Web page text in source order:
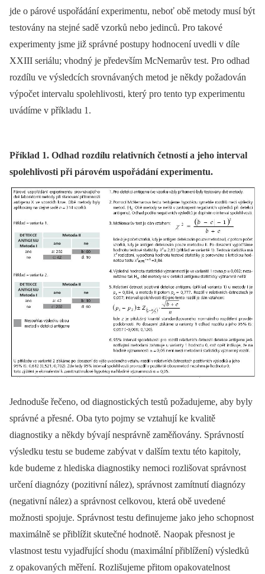
jde o párové uspořádání experimentu, neboť obě metody musí být
testovány na stejné sadě vzorků nebo jedinců. Pro takové
experimenty jsme již správné postupy hodnocení uvedli v díle
XXIII seriálu; vhodný je především McNemarův test. Pro odhad
rozdílu ve výsledcích srovnávaných metod je někdy požadován
výpočet intervalu spolehlivosti, který pro tento typ experimentu
uvádíme v příkladu 1.
Příklad 1. Odhad rozdílu relativních četností a jeho interval
spolehlivosti při párovém uspořádání experimentu.
Jednoduše řečeno, od diagnostických testů požadujeme, aby byly
správné a přesné. Oba tyto pojmy se vztahují ke kvalitě
diagnostiky a někdy bývají nesprávně zaměňovány. Správností
výsledku testu se budeme zabývat v dalším textu této kapitoly,
kde budeme z hlediska diagnostiky nemoci rozlišovat správnost
určení diagnózy (pozitivní nález), správnost zamítnutí diagnózy
(negativní nález) a správnost celkovou, která obě uvedené
možnosti spojuje. Správnost testu definujeme jako jeho schopnost
maximálně se přiblížit skutečné hodnotě. Naopak přesnost je
vlastnost testu vyjadřující shodu (maximální přiblížení) výsledků
z opakovaných měření. Rozlišujeme přitom opakovatelnost